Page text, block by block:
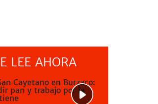
LEE AHORA